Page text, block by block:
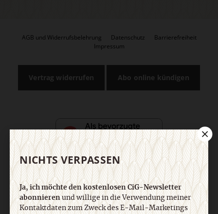
AGB und Widerrufsbelehrung Datenschutz
Barrierefreiheit
Impressum
Vertrag widerrufen Abo online kündigen
Nach oben
NICHTS VERPASSEN
Ja, ich möchte den kostenlosen CiG-Newsletter
abonnierenund willige in die Verwendung meiner
Kontaktdaten zum Zweck des E-Mail-Marketings